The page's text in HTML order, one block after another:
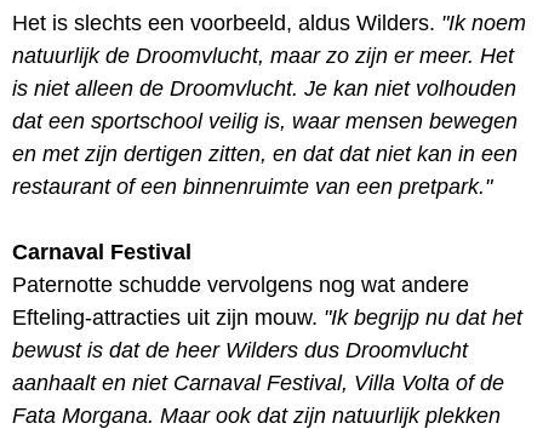
Het is slechts een voorbeeld, aldus Wilders. "Ik noem
natuurlijk de Droomvlucht, maar zo zijn er meer. Het
is niet alleen de Droomvlucht. Je kan niet volhouden
dat een sportschool veilig is, waar mensen bewegen
en met zijn dertigen zitten, en dat dat niet kan in een
restaurant of een binnenruimte van een pretpark."
Carnaval Festival
Paternotte schudde vervolgens nog wat andere
Efteling-attracties uit zijn mouw. "Ik begrijp nu dat het
bewust is dat de heer Wilders dus Droomvlucht
aanhaalt en niet Carnaval Festival, Villa Volta of de
Fata Morgana. Maar ook dat zijn natuurlijk plekken